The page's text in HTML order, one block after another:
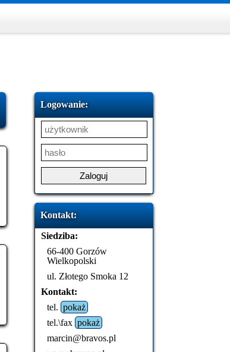
Logowanie:
Kontakt:
Siedziba:
66-400 Gorzów
Wielkopolski
ul. Złotego Smoka 12
Kontakt:
tel. pokaż
tel.\fax pokaż
marcin@bravos.pl